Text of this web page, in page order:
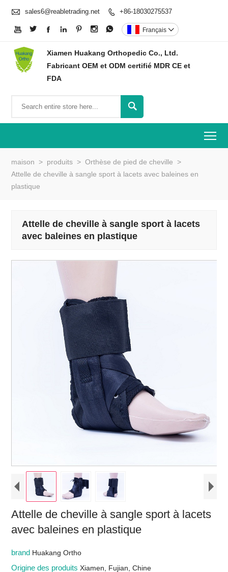
 sales6@reabletrading.net  +86-18030275537
       Français 
Xiamen Huakang Orthopedic Co., Ltd.
Fabricant OEM et ODM certifié MDR CE et
FDA

maison > produits > Orthèse de pied de cheville >
Attelle de cheville à sangle sport à lacets avec baleines en
plastique
Attelle de cheville à sangle sport à lacets
avec baleines en plastique
Attelle de cheville à sangle sport à lacets
avec baleines en plastique
brand Huakang Ortho
Origine des produitsXiamen, Fujian, Chine